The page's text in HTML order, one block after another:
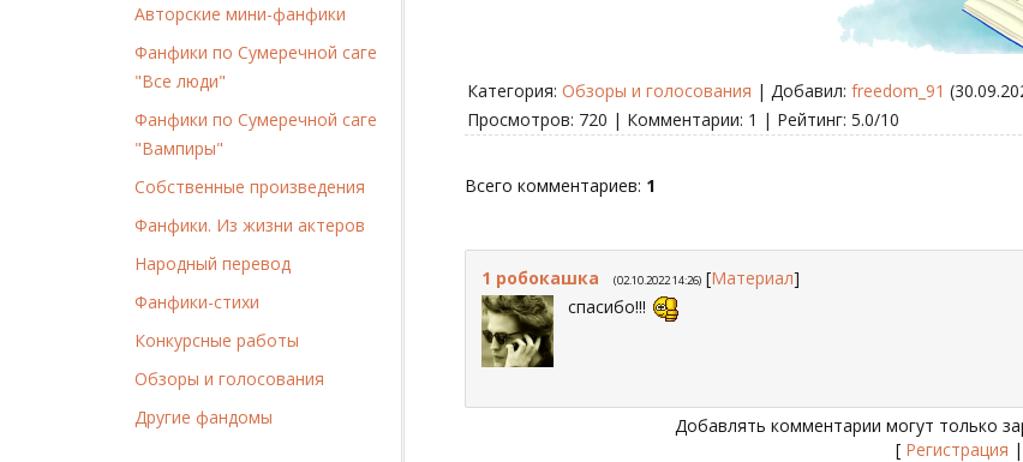
Категория: Обзоры и голосования | Добавил: freedom_91
Просмотров: 720 | Комментарии: 1 | Рейтинг: 5.0/10
Всего комментариев: 1
1 робокашка (02.10.2022 14:26) [Материал]
спасибо!!!
Добавлять комментарии могут только
[ Регистрация |
Авторские мини-фанфики
Фанфики по Сумеречной саге
"Все люди"
Фанфики по Сумеречной саге
"Вампиры"
Собственные произведения
Фанфики. Из жизни актеров
Народный перевод
Фанфики-стихи
Конкурсные работы
Обзоры и голосования
Другие фандомы